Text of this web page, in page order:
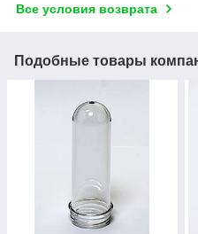
Все условия возврата
Подобные товары